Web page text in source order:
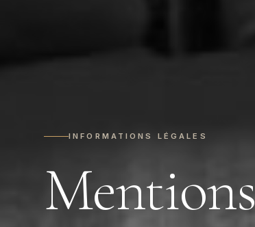
INFORMATIONS LÉGALES
Mentions